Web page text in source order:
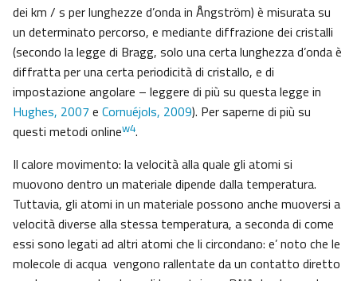
dei km / s per lunghezze d’onda in Ångström) è misurata su
un determinato percorso, e mediante diffrazione dei cristalli
(secondo la legge di Bragg, solo una certa lunghezza d’onda è
diffratta per una certa periodicità di cristallo, e di
impostazione angolare – leggere di più su questa legge in
Hughes, 2007 e Cornuéjols, 2009). Per saperne di più su
questi metodi onlinew4.
Il calore movimento: la velocità alla quale gli atomi si
muovono dentro un materiale dipende dalla temperatura.
Tuttavia, gli atomi in un materiale possono anche muoversi a
velocità diverse alla stessa temperatura, a seconda di come
essi sono legati ad altri atomi che li circondano: e’ noto che le
molecole di acqua vengono rallentate da un contatto diretto